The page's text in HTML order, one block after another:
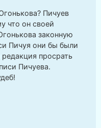
Пичуев
что он своей
законную
Пичуя они бы были
просрать
Пичуева.